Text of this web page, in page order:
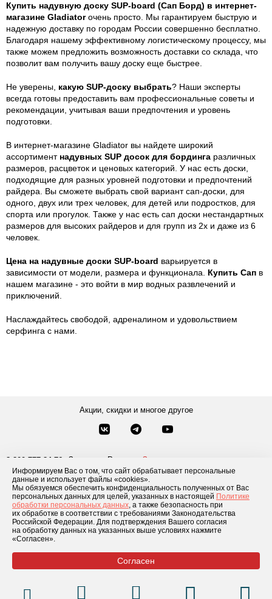
Информируем Вас о том, что сайт обрабатывает персональные
данные и использует файлы «cookies».
Мы обязуемся обеспечить конфиденциальность полученных от Вас
персональных данных для целей, указанных в настоящей Политике
обработки персональных данных, а также безопасность при
их обработке в соответствии с требованиями Законодательства
Российской Федерации. Для подтверждения Вашего согласия
на обработку данных на указанных выше условиях нажмите
«Согласен».
Согласен
Купить надувную доску SUP-board (Сап Борд) в интернет-
магазине Gladiatorочень просто. Мы гарантируем быструю и
надежную доставку по городам России совершенно бесплатно.
Благодаря нашему эффективному логистическому процессу, мы
также можем предложить возможность доставки со склада, что
позволит вам получить вашу доску еще быстрее.
Не уверены, какую SUP-доску выбрать? Наши эксперты
всегда готовы предоставить вам профессиональные советы и
рекомендации, учитывая ваши предпочтения и уровень
подготовки.
В интернет-магазине Gladiator вы найдете широкий
ассортимент надувных SUP досок для бординга различных
размеров, расцветок и ценовых категорий. У нас есть доски,
подходящие для разных уровней подготовки и предпочтений
райдера. Вы сможете выбрать свой вариант сап-доски, для
одного, двух или трех человек, для детей или подростков, для
спорта или прогулок. Также у нас есть сап доски нестандартных
размеров для высоких райдеров и для групп из 2х и даже из 6
человек.
Цена на надувные доски SUP-board варьируется в
зависимости от модели, размера и функционала. Купить Сап в
нашем магазине - это войти в мир водных развлечений и
приключений.
Наслаждайтесь свободой, адреналином и удовольствием
серфинга с нами.
Акции, скидки и многое другое
8-800-777-84-76 Звонки по России
Заказать звонок
8 495 181-69-06
Москва
Каталог товаров О компании Доставка и оплата Блог
Условия рассрочки
Контакты
© 2026 «GLADIATOR»